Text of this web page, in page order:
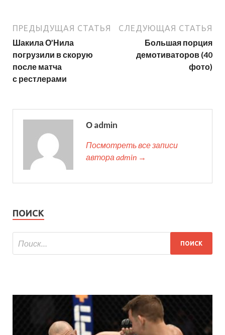
ПРЕДЫДУЩАЯ СТАТЬЯ
Шакила О’Нила
погрузили в скорую
после матча
с рестлерами
СЛЕДУЮЩАЯ СТАТЬЯ
Большая порция
демотиваторов (40
фото)
О admin
Посмотреть все записи
автора admin →
ПОИСК